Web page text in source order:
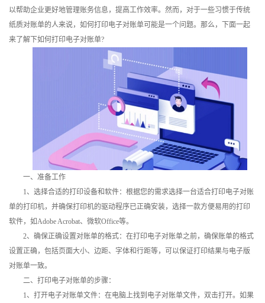
以帮助企业更好地管理账务信息，提高工作效率。然而，对于一些习惯于传统
纸质对账单的人来说，如何打印电子对账单可能是一个问题。那么，下面一起
来了解下如何打印电子对账单?
一、准备工作
1、选择合适的打印设备和软件：根据您的需求选择一台适合打印电子对账
单的打印机，并确保打印机的驱动程序已正确安装，选择一款方便易用的打印
软件，如Adobe Acrobat、微软Office等。
2、确保正确设置对账单的格式：在打印电子对账单之前，确保账单的格式
设置正确，包括页面大小、边距、字体和行距等，可以保证打印结果与电子版
对账单一致。
二、打印电子对账单的步骤：
1、打开电子对账单文件：在电脑上找到电子对账单文件，双击打开。如果